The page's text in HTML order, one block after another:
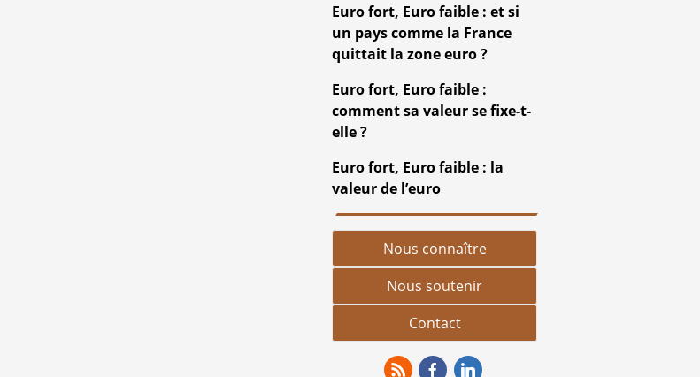
Euro fort, Euro faible : et si
un pays comme la France
quittait la zone euro ?
Euro fort, Euro faible :
comment sa valeur se fixe-t-
elle ?
Euro fort, Euro faible : la
valeur de l’euro
Nous connaître
Nous soutenir
Contact